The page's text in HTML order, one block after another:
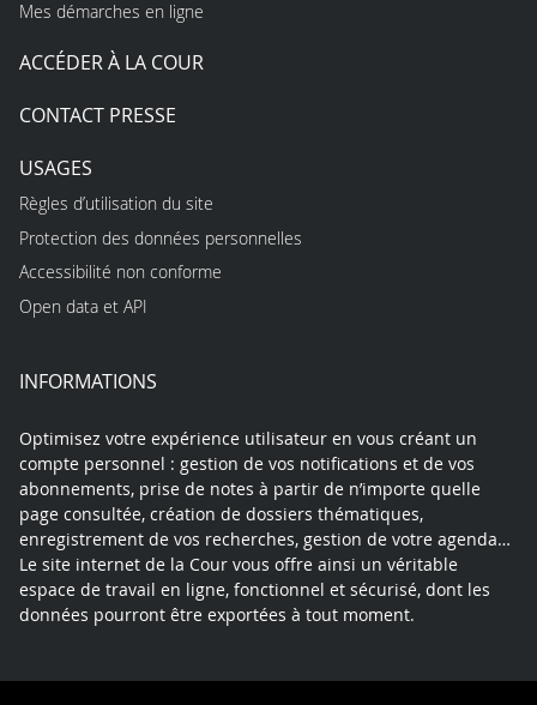
Mes démarches en ligne
ACCÉDER À LA COUR
CONTACT PRESSE
USAGES
Règles d’utilisation du site
Protection des données personnelles
Accessibilité non conforme
Open data et API
INFORMATIONS
Optimisez votre expérience utilisateur en vous créant un
compte personnel : gestion de vos notifications et de vos
abonnements, prise de notes à partir de n’importe quelle
page consultée, création de dossiers thématiques,
enregistrement de vos recherches, gestion de votre agenda…
Le site internet de la Cour vous offre ainsi un véritable
espace de travail en ligne, fonctionnel et sécurisé, dont les
données pourront être exportées à tout moment.